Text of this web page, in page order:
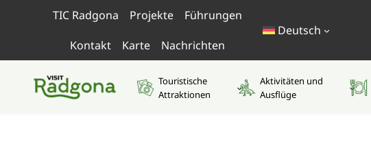
TIC Radgona Projekte Führungen
Kontakt Karte Nachrichten
Deutsch
Touristische
Attraktionen
Aktivitäten und
Ausflüge